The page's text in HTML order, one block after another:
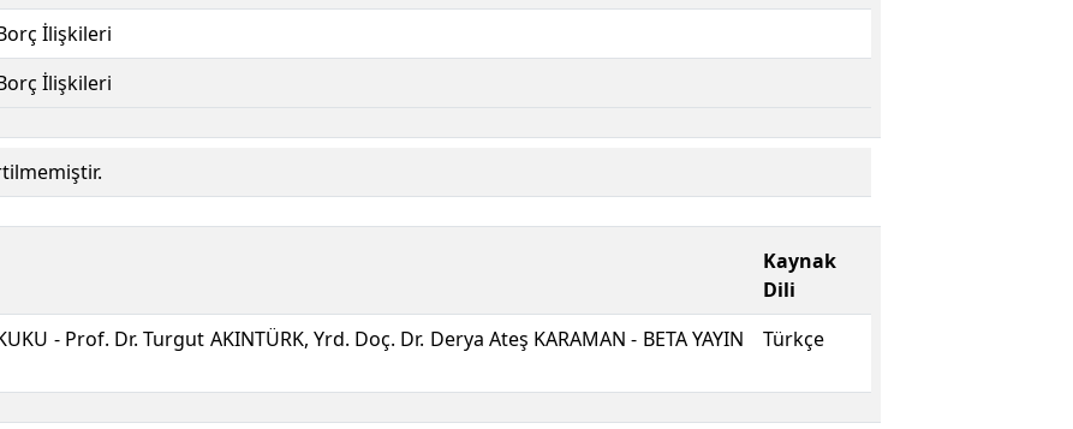
İlişkileri
İlişkileri
Kaynak
Dili
- Prof. Dr. Turgut AKINTÜRK, Yrd. Doç. Dr. Derya Ateş KARAMAN - BETA YAYIN
Türkçe